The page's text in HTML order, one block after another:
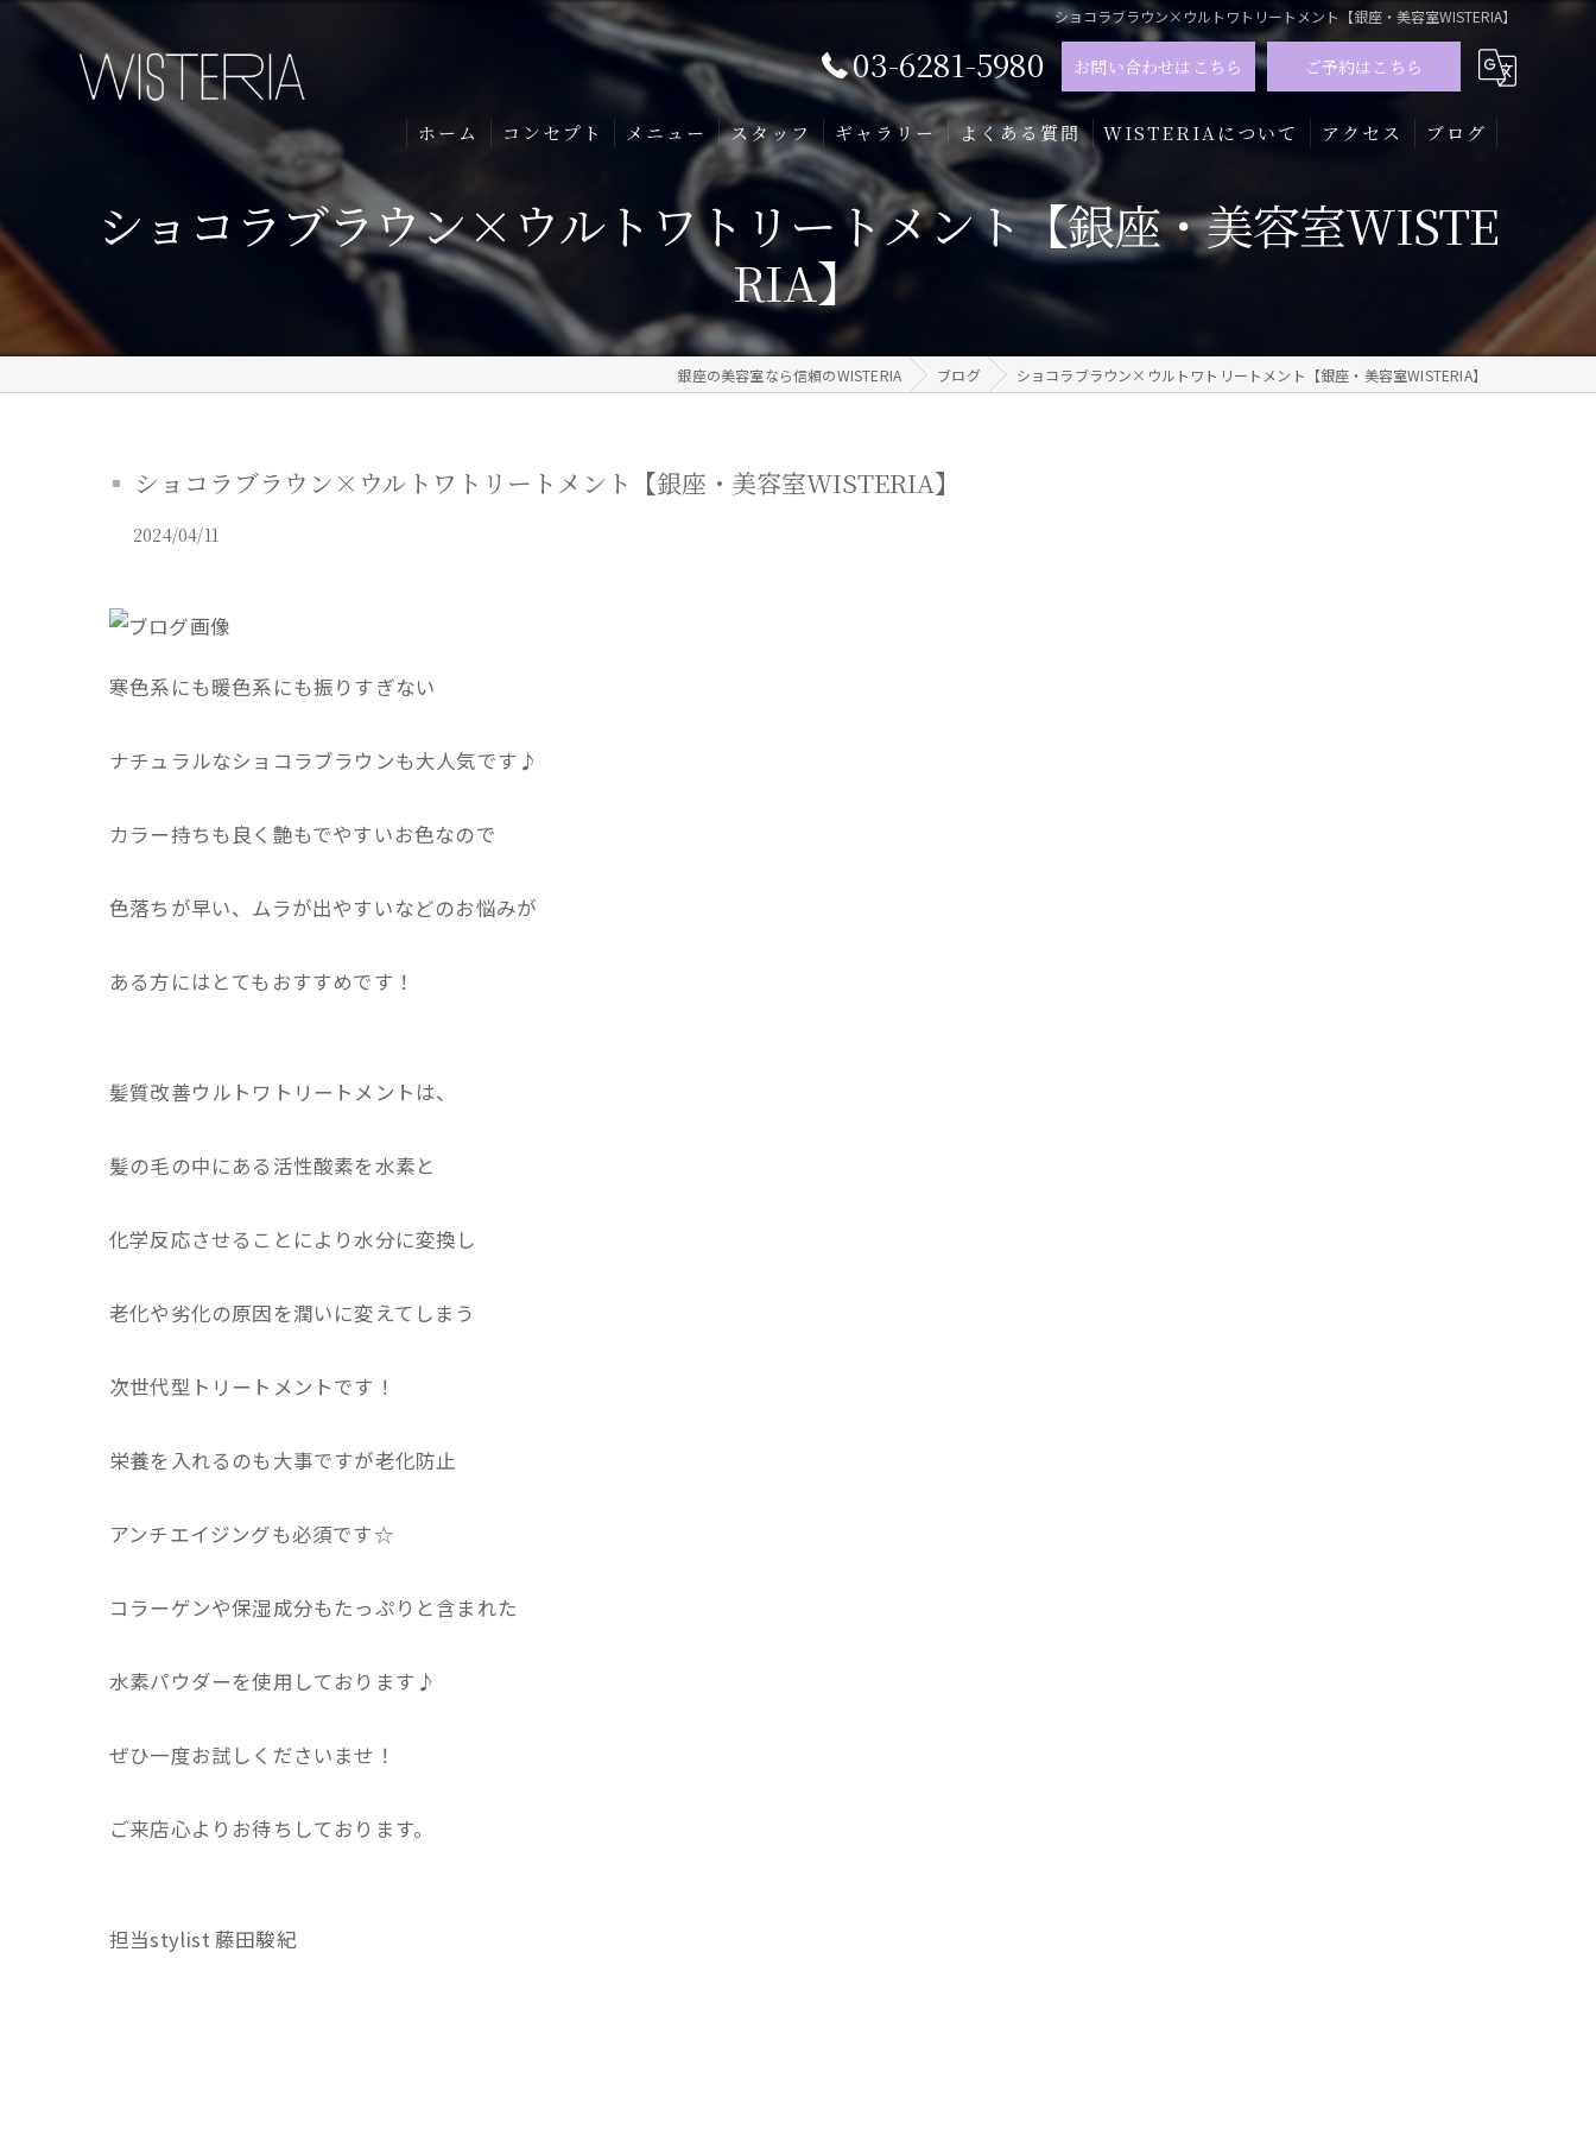
ショコラブラウン×ウルトワトリートメント【銀座・美容室WISTERIA】
03-6281-5980 お問い合わせはこちら ご予約はこちら
ホーム コンセプト メニュー スタッフ ギャラリー よくある質問 WISTERIAについて
髪質改善
メンズ
アクセス ブログ
ショコラブラウン×ウルトワトリートメント【銀座・美容室WISTE
RIA】
銀座の美容室なら信頼のWISTERIA ブログ ショコラブラウン×ウルトワトリートメント【銀座・美容室WISTERIA】
ショコラブラウン×ウルトワトリートメント【銀座・美容室WISTERIA】
2024/04/11
寒色系にも暖色系にも振りすぎない
ナチュラルなショコラブラウンも大人気です♪
カラー持ちも良く艶もでやすいお色なので
色落ちが早い、ムラが出やすいなどのお悩みが
ある方にはとてもおすすめです！
髪質改善ウルトワトリートメントは、
髪の毛の中にある活性酸素を水素と
化学反応させることにより水分に変換し
老化や劣化の原因を潤いに変えてしまう
次世代型トリートメントです！
栄養を入れるのも大事ですが老化防止
アンチエイジングも必須です☆
コラーゲンや保湿成分もたっぷりと含まれた
水素パウダーを使用しております♪
ぜひ一度お試しくださいませ！
ご来店心よりお待ちしております。
担当stylist 藤田駿紀